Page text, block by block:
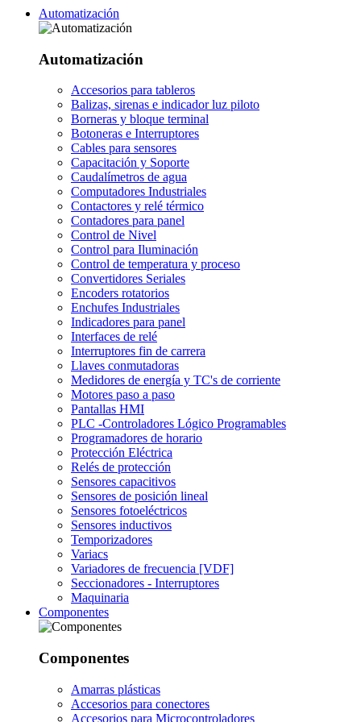
Automatización
Automatización
Accesorios para tableros
Balizas, sirenas e indicador luz piloto
Borneras y bloque terminal
Botoneras e Interruptores
Cables para sensores
Capacitación y Soporte
Caudalímetros de agua
Computadores Industriales
Contactores y relé térmico
Contadores para panel
Control de Nivel
Control para Iluminación
Control de temperatura y proceso
Convertidores Seriales
Encoders rotatorios
Enchufes Industriales
Indicadores para panel
Interfaces de relé
Interruptores fin de carrera
Llaves conmutadoras
Medidores de energía y TC's de corriente
Motores paso a paso
Pantallas HMI
PLC -Controladores Lógico Programables
Programadores de horario
Protección Eléctrica
Relés de protección
Sensores capacitivos
Sensores de posición lineal
Sensores fotoeléctricos
Sensores inductivos
Temporizadores
Variacs
Variadores de frecuencia [VDF]
Seccionadores - Interruptores
Maquinaria
Componentes
Componentes
Amarras plásticas
Accesorios para conectores
Accesorios para Microcontroladores